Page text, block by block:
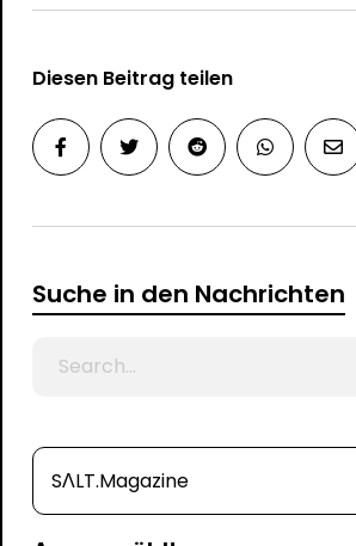
Diesen Beitrag teilen
Suche in den Nachrichten
SΛLT.Magazine